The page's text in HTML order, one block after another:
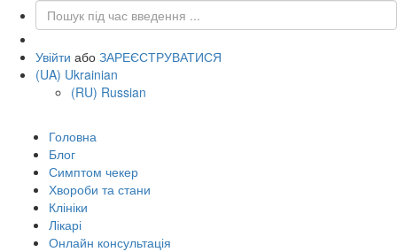
Увійти або ЗАРЕЄСТРУВАТИСЯ
(UA) Ukrainian
(RU) Russian
Головна
Блог
Симптом чекер
Хвороби та стани
Клініки
Лікарі
Онлайн консультація